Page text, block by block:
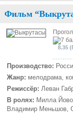
Фильм
8.35
Производство:
Жанр: мелодрама,
Режиссёр: Леван
В ролях: Милла
Владимир Меньшов,